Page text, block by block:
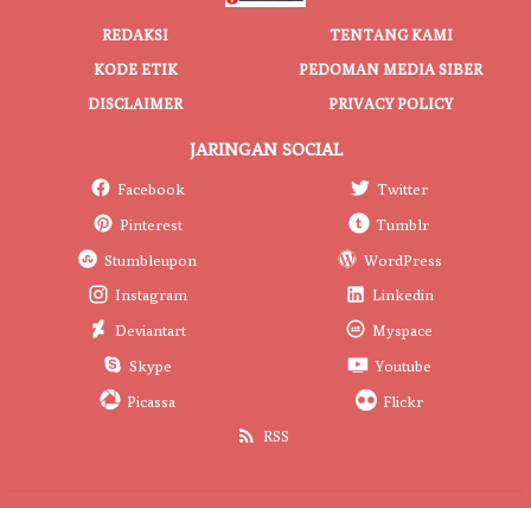
REDAKSI
TENTANG KAMI
KODE ETIK
PEDOMAN MEDIA SIBER
DISCLAIMER
PRIVACY POLICY
JARINGAN SOCIAL
Facebook
Twitter
Pinterest
Tumblr
Stumbleupon
WordPress
Instagram
Linkedin
Deviantart
Myspace
Skype
Youtube
Picassa
Flickr
RSS